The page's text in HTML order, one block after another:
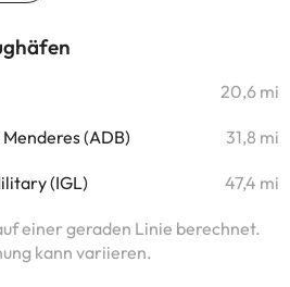
20,6 mi
(ADB) 31,8 mi
(IGL) 47,4 mi
einer geraden Linie berechnet.
kann variieren.